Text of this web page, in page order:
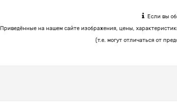
Если вы
Приведённые на нашем сайте изображения, цены,
(т.е. могут отличаться от